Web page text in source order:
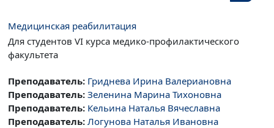
Поиск
Медицинская реабилитация
Для студентов VI курса медико-профилактического
факультета
Преподаватель: Гриднева Ирина Валериановна
Преподаватель: Зеленина Марина Тихоновна
Преподаватель: Кельина Наталья Вячеславна
Преподаватель: Логунова Наталья Ивановна